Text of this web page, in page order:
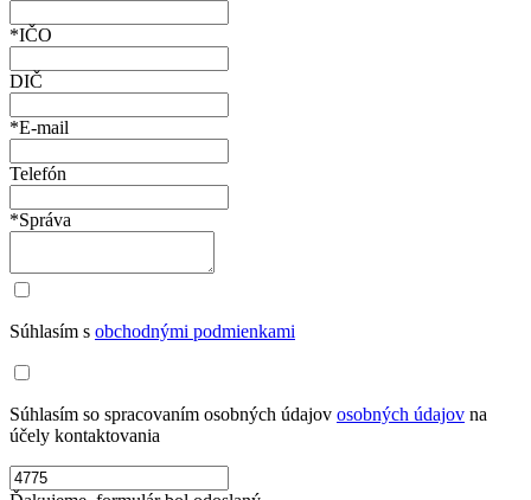
*IČO
DIČ
*E-mail
Telefón
*Správa
Súhlasím s obchodnými podmienkami
Súhlasím so spracovaním osobných údajov osobných údajov na
účely kontaktovania